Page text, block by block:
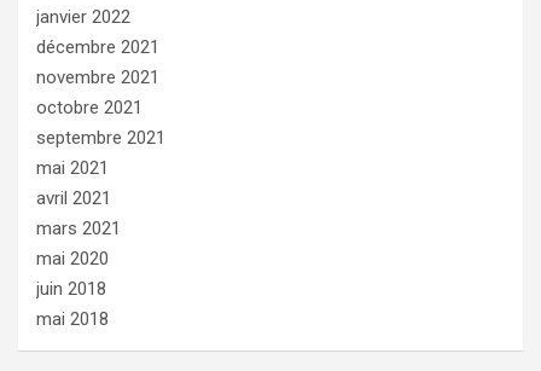
janvier 2022
décembre 2021
novembre 2021
octobre 2021
septembre 2021
mai 2021
avril 2021
mars 2021
mai 2020
juin 2018
mai 2018